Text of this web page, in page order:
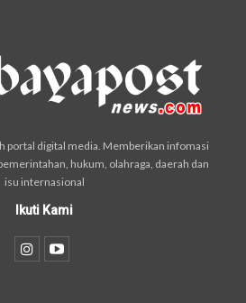
portal digital media. Memberikan infomasi
hukum, olahraga, daerah dan
isu internasional
Ikuti Kami